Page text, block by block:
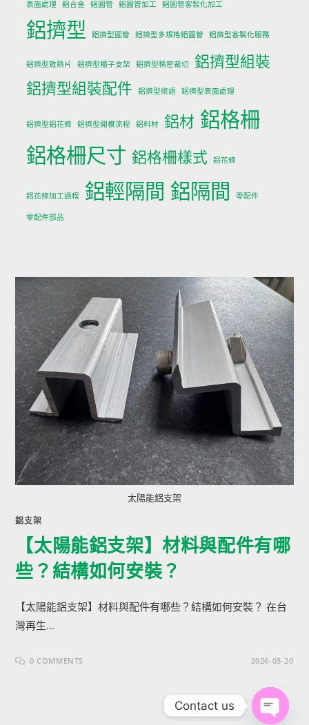
表面處理
鋁合金 鋁圓管 鋁圓管加工 鋁圓管客製化加工
鋁擠型 鋁擠型圓管 鋁擠型多規格鋁圓管 鋁擠型客製化服務
鋁擠型散熱片 鋁擠型櫃子支架 鋁擠型精密裁切
鋁擠型組裝
鋁擠型組裝配件
鋁擠型術語 鋁擠型表面處理
鋁擠型鋁花條 鋁擠型開模流程 鋁料材 鋁材 鋁格柵
鋁格柵尺寸 鋁格柵樣式 鋁花條
鋁花條加工過程 鋁輕隔間 鋁隔間 零配件
零配件部品
太陽能鋁支架
鋁支架
【太陽能鋁支架】材料與配件有哪
些？結構如何安裝？
【太陽能鋁支架】材料與配件有哪些？結構如何安裝？ 在台
灣再生...
0 COMMENTS 2026-03-20
Contact us